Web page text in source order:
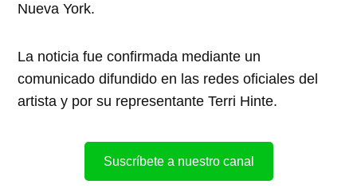
Nueva York.
La noticia fue confirmada mediante un
comunicado difundido en las redes oficiales del
artista y por su representante Terri Hinte.
Suscríbete a nuestro canal